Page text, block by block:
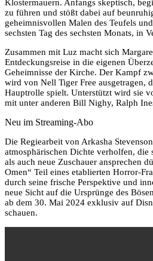
Klostermauern. Anfangs skeptisch,
zu führen und stößt dabei auf
geheimnisvollen Malen des Teufels
sechsten Tag des sechsten Monats, in
Zusammen mit Luz macht sich
Entdeckungsreise in die eigenen
Geheimnisse der Kirche. Der Kampf
wird von Nell Tiger Free ausgetragen,
Hauptrolle spielt. Unterstützt wird sie
mit unter anderen Bill Nighy, Ralph
Neu im Streaming-Abo
Die Regiearbeit von Arkasha
atmosphärischen Dichte verholfen,
als auch neue Zuschauer ansprechen
Omen“ Teil eines etablierten Horror-
durch seine frische Perspektive und
neue Sicht auf die Ursprünge des
ab dem 30. Mai 2024 exklusiv auf
schauen.